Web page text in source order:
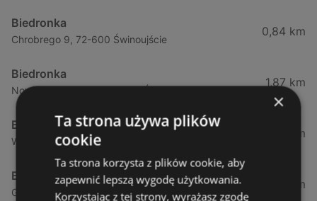
Biedronka
Chrobrego 9, 72-600 Świnoujście
0,84 km
Biedronka
Nowokarsiborska 2, 72-600 Świnoujście
1,87 km
Biedronka
Wojska Polskiego 16a, 72-600 Świnoujście
2,77 km
Biedronka
Gryfa Pomorskiego, 72-500 Międzyzdroje
12,39 km
×
Ta strona używa plików
cookie
Ta strona korzysta z plików cookie, aby
zapewnić lepszą wygodę użytkowania.
Korzystając z tej strony, wyrażasz zgodę